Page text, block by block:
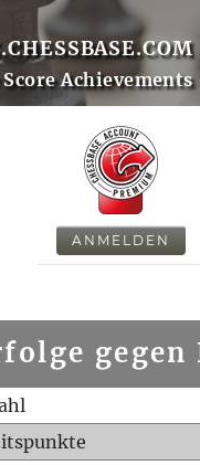
Score
ANMELDEN
gegen